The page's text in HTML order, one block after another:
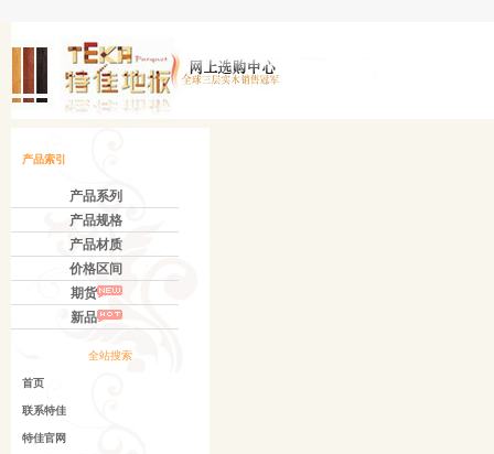
产品索引
产品系列
产品规格
产品材质
价格区间
期货
新品
全站搜索
首页
联系特佳
特佳官网